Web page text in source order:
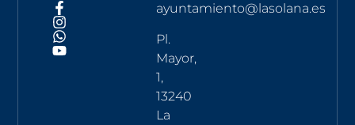
ayuntamiento@lasolana.es
Pl.
Mayor,
1,
13240
La